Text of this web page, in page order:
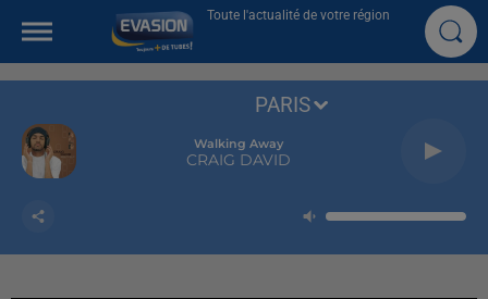
Toute l'actualité de votre région
Walking Away
CRAIG DAVID
PARIS